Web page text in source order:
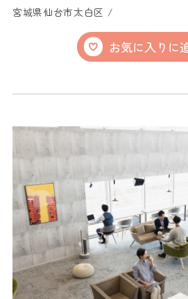
宮城県仙台市太白区 /
お気に入りに